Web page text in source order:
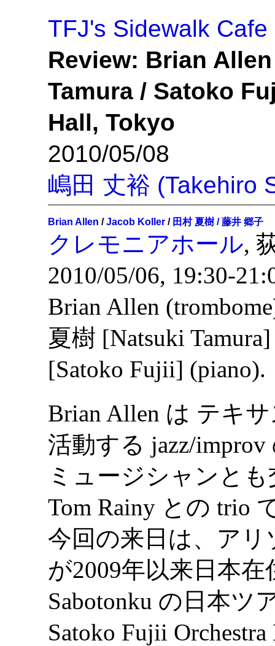
TFJ's Sidewalk Cafe
Review: Brian
Tamura / Satoko
Hall, Tokyo
2010/05/08
嶋田 丈裕 (Takehiro
Brian Allen /Jacob Koller / 田村 夏樹 / 藤井 郷子
クレモニアホール,
2010/05/06, 19:30-
Brian Allen
夏樹 [Natsuki
[Satoko Fujii] (piano).
Brian Allen は テキ
活動する jazz/
ミュージシャンと
Tom Rainy との trio
今回の来日は、アリ
が2009年以来日本在
Sabotonku の日本ツ
Satoko Fujii